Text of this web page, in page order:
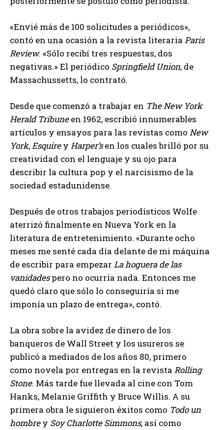
«Envié más de 100 solicitudes a periódicos»,
contó en una ocasión a la revista literaria Paris
Review. «Sólo recibí tres respuestas, dos
negativas.» El periódico Springfield Union, de
Massachussetts, lo contrató.
Desde que comenzó a trabajar en The New York
Herald Tribuneen 1962, escribió innumerables
artículos y ensayos para las revistas como New
York, Esquirey Harper’sen los cuales brilló por su
creatividad con el lenguaje y su ojo para
describir la cultura pop y el narcisismo de la
sociedad estadunidense.
Después de otros trabajos periodísticos Wolfe
aterrizó finalmente en Nueva York en la
literatura de entretenimiento. «Durante ocho
meses me senté cada día delante de mi máquina
de escribir para empezar La hoguera de las
vanidadespero no ocurría nada. Entonces me
quedó claro que sólo lo conseguiría si me
imponía un plazo de entrega», contó.
La obra sobre la avidez de dinero de los
banqueros de Wall Street y los usureros se
publicó a mediados de los años 80, primero
como novela por entregas en la revista Rolling
Stone. Más tarde fue llevada al cine con Tom
Hanks, Melanie Griffith y Bruce Willis. A su
primera obra le siguieron éxitos como Todo un
hombrey Soy Charlotte Simmons, así como